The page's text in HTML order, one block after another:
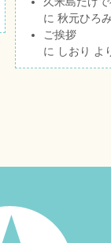
に 秋元ひろ
ご挨拶
に しおり よ